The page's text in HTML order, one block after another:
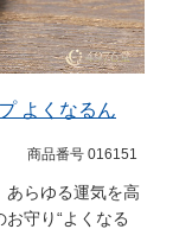
よくなるん
商品番号 016151
あらゆる運気を高
守り“よくなる